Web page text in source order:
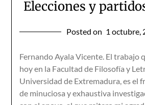
Elecciones y
Posted on 1 octubre,
Fernando Ayala Vicente. El trabajo
hoy en la Facultad de Filosofía y
Universidad de Extremadura, es el
de minuciosa y exhaustiva